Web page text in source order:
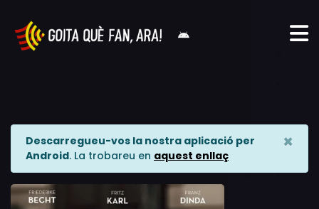
Descarregueu-vos la nostra aplicació per
Android. La trobareu en aquest enllaç
×